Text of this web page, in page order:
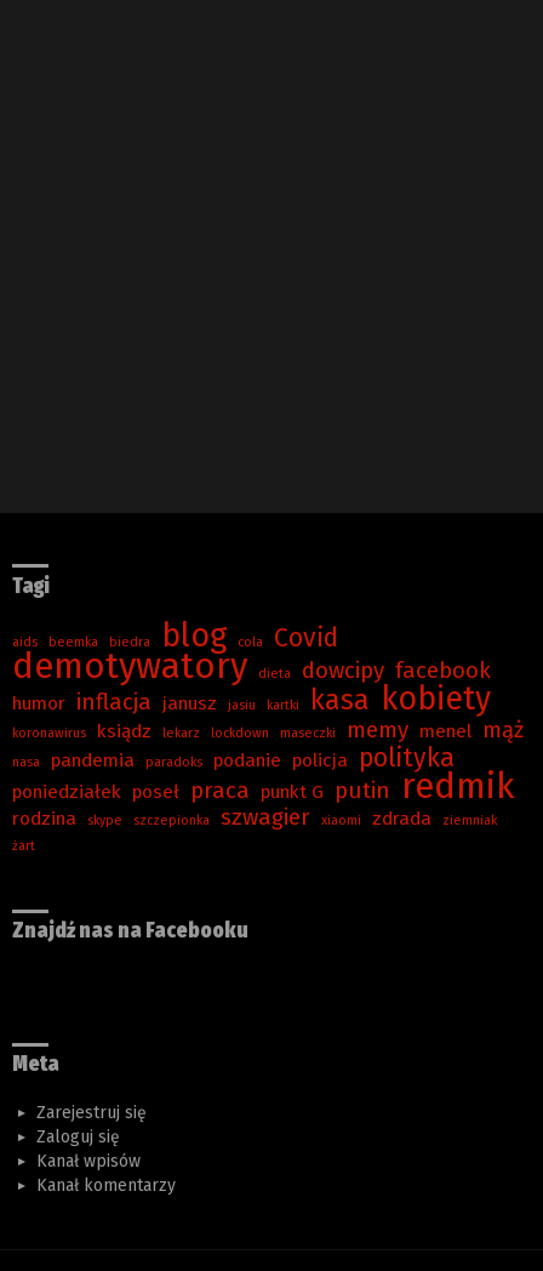
Tagi
aids beemka biedra blog cola Covid
demotywatory dieta dowcipy facebook
humor inflacja janusz jasiu kartki kasa kobiety
koronawirus ksiądz lekarz lockdown maseczki memy menel mąż
nasa pandemia paradoks podanie policja polityka
poniedziałek poseł praca punkt G putin redmik
rodzina skype szczepionka szwagier xiaomi zdrada
ziemniak
żart
Znajdź nas na Facebooku
Meta
Zarejestruj się
Zaloguj się
Kanał wpisów
Kanał komentarzy